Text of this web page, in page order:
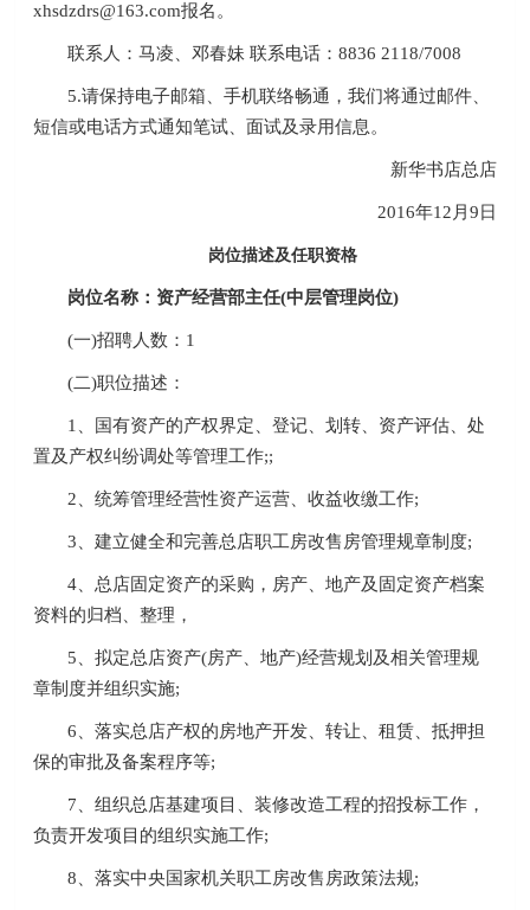
xhsdzdrs@163.com报名。
联系人：马凌、邓春妹 联系电话：8836 2118/7008
5.请保持电子邮箱、手机联络畅通，我们将通过邮件、
短信或电话方式通知笔试、面试及录用信息。
新华书店总店
2016年12月9日
岗位描述及任职资格
岗位名称：资产经营部主任(中层管理岗位)
(一)招聘人数：1
(二)职位描述：
1、国有资产的产权界定、登记、划转、资产评估、处
置及产权纠纷调处等管理工作;;
2、统筹管理经营性资产运营、收益收缴工作;
3、建立健全和完善总店职工房改售房管理规章制度;
4、总店固定资产的采购，房产、地产及固定资产档案
资料的归档、整理，
5、拟定总店资产(房产、地产)经营规划及相关管理规
章制度并组织实施;
6、落实总店产权的房地产开发、转让、租赁、抵押担
保的审批及备案程序等;
7、组织总店基建项目、装修改造工程的招投标工作，
负责开发项目的组织实施工作;
8、落实中央国家机关职工房改售房政策法规;